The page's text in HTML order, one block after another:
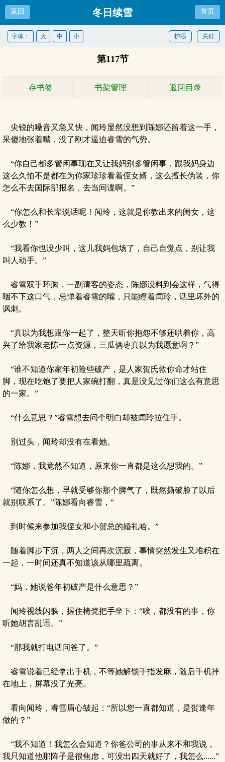
返回 冬日续雪 首页
关灯
护眼
字体： 大 中 小
第117节
存书签 书架管理 返回目录
尖锐的嗓音又急又快，闻玲显然没想到陈娜还留着这一手，
呆傻地张着嘴，没了刚才逼迫睿雪的气势。
“你自己都多管闲事现在又让我妈别多管闲事，跟我妈身边
这么久怕不是都在为你家珍珍看着侄女婿，这么擅长伪装，你
怎么不去国际部报名，去当间谍啊。”
“你怎么和长辈说话呢！闻玲，这就是你教出来的闺女，这
么少教！”
“我看你也没少叫，这儿我妈包场了，自己自觉点，别让我
叫人动手。”
睿雪双手环胸，一副请客的姿态，陈娜没料到会这样，气得
咽不下这口气，忌惮着睿雪的嘴，只能瞪着闻玲，话里坏外的
讽刺。
“真以为我想跟你一起了，整天听你抱怨不够还哄着你，高
兴了给我家老陈一点资源，三瓜俩枣真以为我愿意啊？”
“谁不知道你家年初险些破产，是人家贺氏救你命才站住
脚，现在吃饱了要把人家碗打翻，真是没见过你们这么有意思
的一家。”
“什么意思？”睿雪想去问个明白却被闻玲拉住手。
别过头，闻玲却没有在看她。
“陈娜，我竟然不知道，原来你一直都是这么想我的。”
“随你怎么想，早就受够你那个脾气了，既然撕破脸了以后
就别联系了。”陈娜看向睿雪，“
到时候来参加我侄女和小贺总的婚礼哈。”
随着脚步下沉，两人之间再次沉寂，事情突然发生又堆积在
一起，一时间还真不知道该从哪里疏离。
“妈，她说爸年初破产是什么意思？”
闻玲视线闪躲，握住椅凳把手坐下：“唉，都没有的事，你
听她胡言乱语。”
“那我就打电话问爸了。”
睿雪说着已经拿出手机，不等她解锁手指发麻，随后手机摔
在地上，屏幕没了光亮。
看向闻玲，睿雪眉心皱起：“所以您一直都知道，是贺逢年
做的？”
“我不知道！我怎么会知道？你爸公司的事从来不和我说，
我只知道他那阵子是很焦虑，可没出四天就好了，我怎么......”